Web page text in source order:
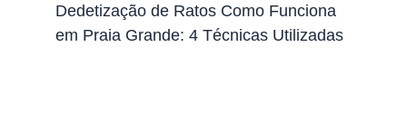
Dedetização de Ratos Como Funciona
em Praia Grande: 4 Técnicas Utilizadas